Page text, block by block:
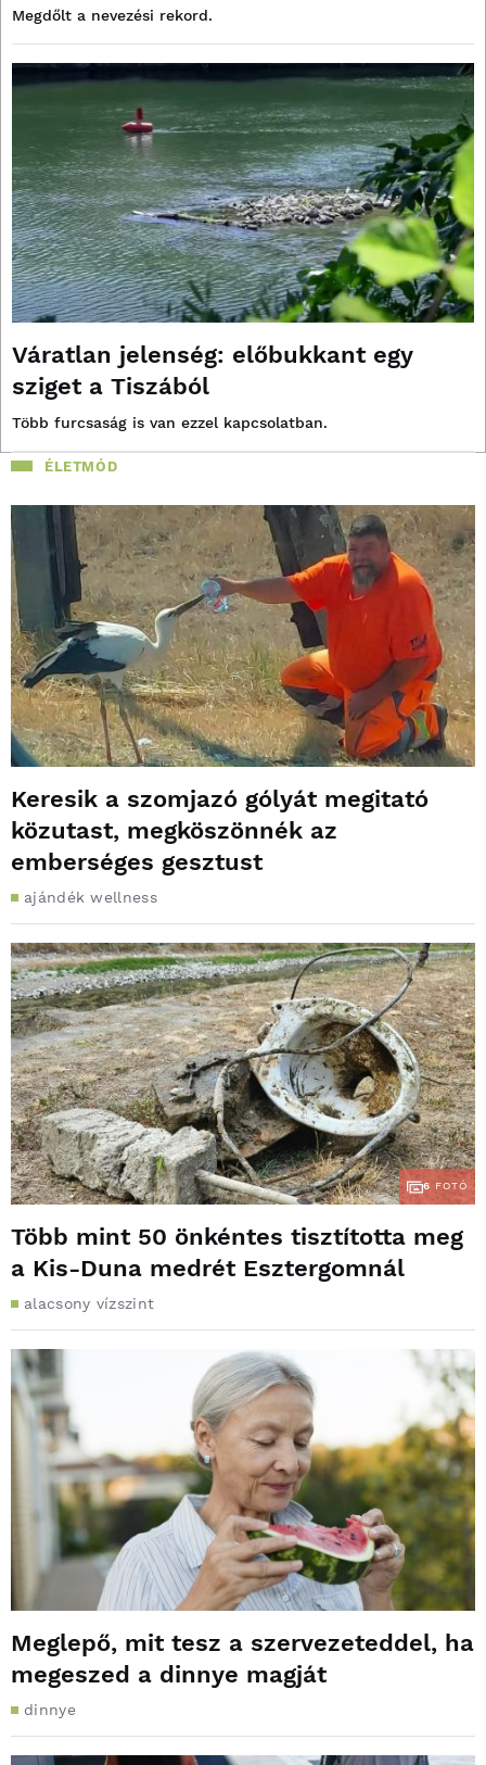
Megdőlt a nevezési rekord.
Váratlan jelenség: előbukkant egy
sziget a Tiszából
Több furcsaság is van ezzel kapcsolatban.
ÉLETMÓD
Keresik a szomjazó gólyát megitató
közutast, megköszönnék az
emberséges gesztust
ajándék wellness
6 FOTÓ
Több mint 50 önkéntes tisztította meg
a Kis-Duna medrét Esztergomnál
alacsony vízszint
Meglepő, mit tesz a szervezeteddel, ha
megeszed a dinnye magját
dinnye